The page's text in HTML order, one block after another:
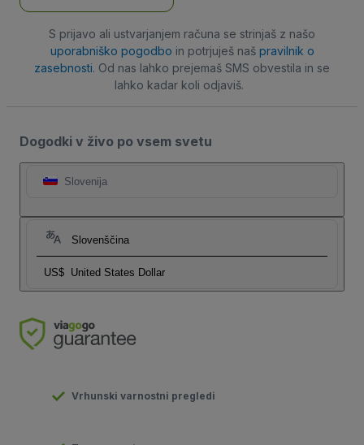
S prijavo ali ustvarjanjem računa se strinjaš z našo
uporabniško pogodbo in potrjuješ naš pravilnik o
zasebnosti. Od nas lahko prejemaš SMS obvestila in se
lahko kadar koli odjaviš.
Dogodki v živo po vsem svetu
Slovenija
Slovenščina
US$ United States Dollar
Vrhunski varnostni pregledi